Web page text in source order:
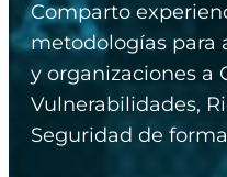
Comparto
metodologías para
y organizaciones a
Vulnerabilidades,
Seguridad de